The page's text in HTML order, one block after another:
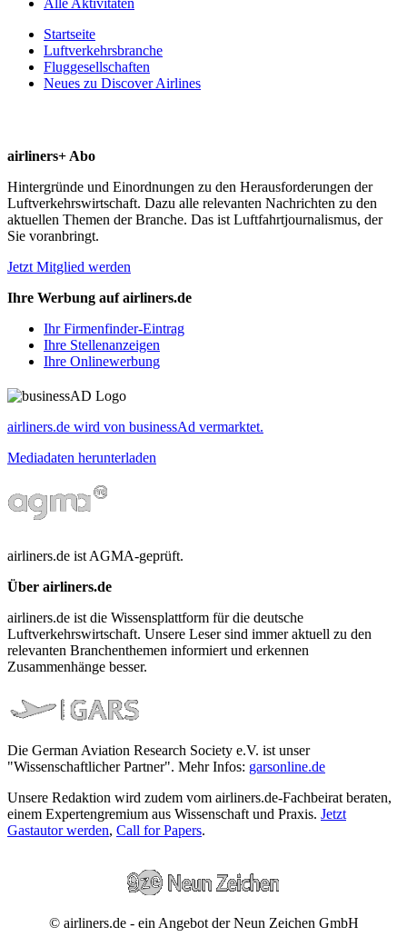
Startseite
Luftverkehrsbranche
Fluggesellschaften
Neues zu Discover Airlines
airliners+ Abo
Hintergründe und Einordnungen zu den Herausforderungen der
Luftverkehrswirtschaft. Dazu alle relevanten Nachrichten zu den
aktuellen Themen der Branche. Das ist Luftfahrtjournalismus, der
Sie voranbringt.
Jetzt Mitglied werden
Ihre Werbung auf airliners.de
Ihr Firmenfinder-Eintrag
Ihre Stellenanzeigen
Ihre Onlinewerbung
airliners.de wird von businessAd vermarktet.
Mediadaten herunterladen
airliners.de ist AGMA-geprüft.
Über airliners.de
airliners.de ist die Wissensplattform für die deutsche
Luftverkehrswirtschaft. Unsere Leser sind immer aktuell zu den
relevanten Branchenthemen informiert und erkennen
Zusammenhänge besser.
Die German Aviation Research Society e.V. ist unser
"Wissenschaftlicher Partner". Mehr Infos: garsonline.de
Unsere Redaktion wird zudem vom airliners.de-Fachbeirat beraten,
einem Expertengremium aus Wissenschaft und Praxis. Jetzt
Gastautor werden, Call for Papers.
© airliners.de - ein Angebot der Neun Zeichen GmbH